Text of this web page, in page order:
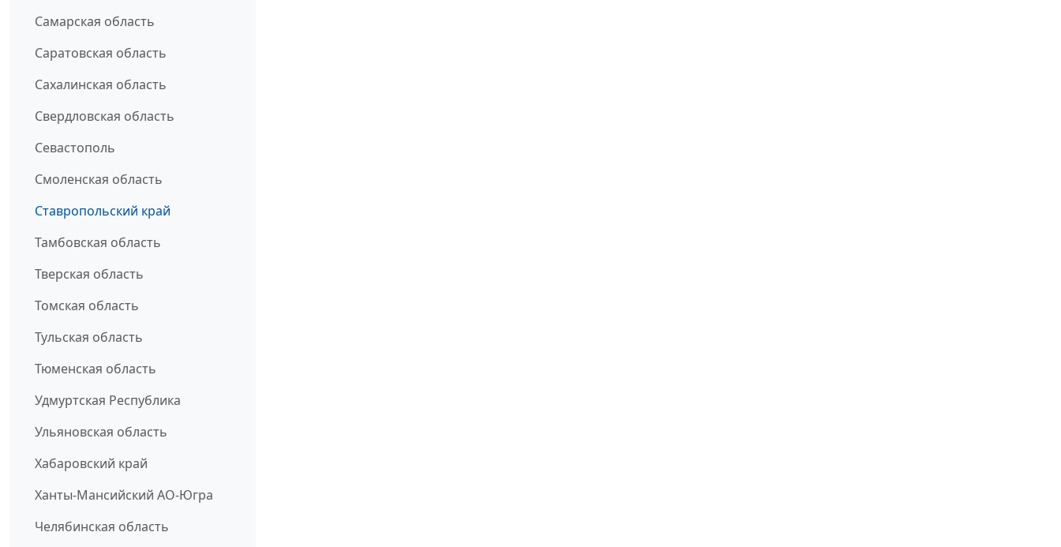
Самарская область
Саратовская область
Сахалинская область
Свердловская область
Севастополь
Смоленская область
Ставропольский край
Тамбовская область
Тверская область
Томская область
Тульская область
Тюменская область
Удмуртская Республика
Ульяновская область
Хабаровский край
Ханты-Мансийский АО-Югра
Челябинская область